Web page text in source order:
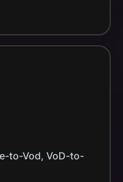
to-Vod, VoD-to-